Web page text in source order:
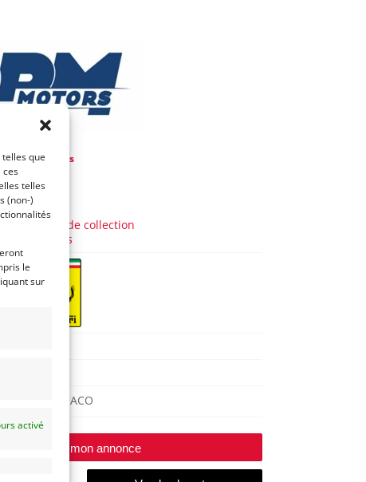
que
ces
telles
(non-)
le
sur
activé
deDPM Motors
ans)
AUTO
Voitures de collection
Italiennes
MONACO
Modifier mon annonce